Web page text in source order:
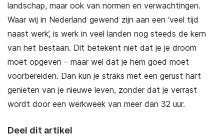
landschap, maar ook van normen en verwachtingen.
Waar wij in Nederland gewend zijn aan een ‘veel tijd
naast werk’, is werk in veel landen nog steeds de kern
van het bestaan. Dit betekent niet dat je je droom
moet opgeven – maar wel dat je hem goed moet
voorbereiden. Dan kun je straks met een gerust hart
genieten van je nieuwe leven, zonder dat je verrast
wordt door een werkweek van meer dan 32 uur.
Deel dit artikel